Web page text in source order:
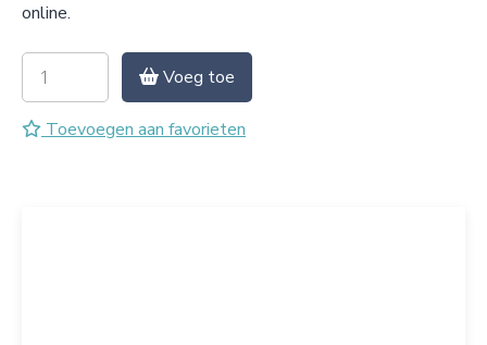
online.
Voeg toe
Toevoegen aan favorieten